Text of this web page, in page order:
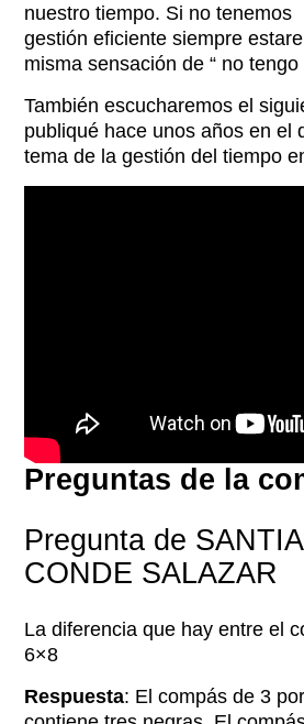
nuestro tiempo. Si no tenemos
gestión eficiente siempre
misma sensación de “ no tengo
También escucharemos el
publiqué hace unos años en el
tema de la gestión del tiempo
Preguntas de la
Pregunta de
CONDE SALAZAR
La diferencia que hay entre el
6×8
Respuesta: El compás de 3